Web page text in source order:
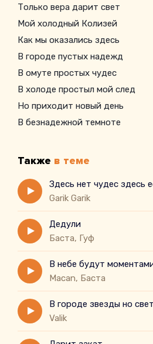
Только вера дарит свет
Мой холодный Колизей
Как мы оказались здесь
В городе пустых надежд
В омуте простых чудес
В холоде простыл мой след
Но приходит новый день
В безнадежной темноте
Также в теме
Здесь нет чудес здесь
Garik Garik
Дедули
Баста, Гуф
В небе будут
Macan, Баста
В городе звезды но
Valik